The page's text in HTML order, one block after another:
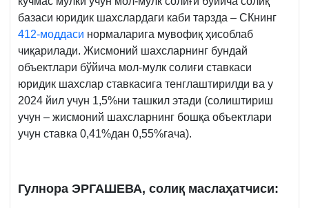
базаси юридик шахслардаги каби тарзда – СКнинг
412-моддаси нормаларига мувофиқ ҳисоблаб
чиқарилади. Жисмоний шахсларнинг бундай
объектлари бўйича мол-мулк солиғи ставкаси
юридик шахслар ставкасига тенглаштирилди ва у
2024 йил учун 1,5%ни ташкил этади (солиштириш
учун – жисмоний шахсларнинг бошқа объектлари
учун ставка 0,41%дан 0,55%гача).
Гулнора ЭРГАШЕВА, солиқ маслаҳатчиси: